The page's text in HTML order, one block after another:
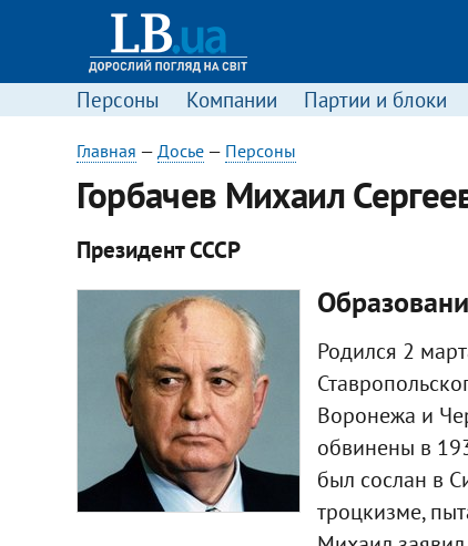
Персоны Компании Партии и блоки
Главная — Досье— Персоны
​Горбачев Михаил
Президент СССР
Родился 2
Воронежа и
обвинены в
был сослан в
троцкизме,